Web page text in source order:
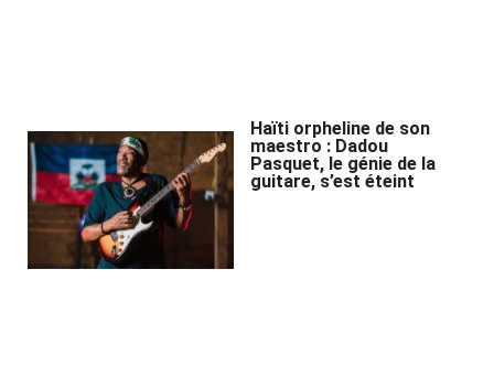
Haïti orpheline de son
maestro : Dadou
Pasquet, le génie de la
guitare, s’est éteint